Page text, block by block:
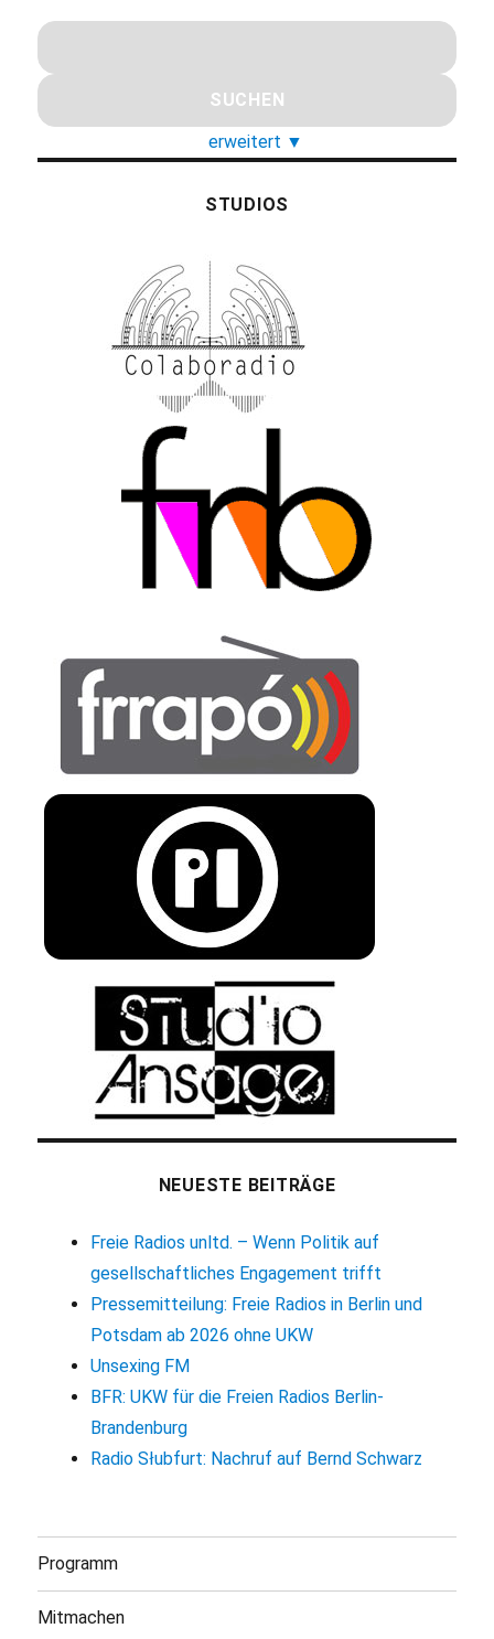
erweitert ▼
STUDIOS
NEUESTE BEITRÄGE
Freie Radios unltd. – Wenn Politik auf
gesellschaftliches Engagement trifft
Pressemitteilung: Freie Radios in Berlin und
Potsdam ab 2026 ohne UKW
Unsexing FM
BFR: UKW für die Freien Radios Berlin-
Brandenburg
Radio Słubfurt: Nachruf auf Bernd Schwarz
Programm
Mitmachen